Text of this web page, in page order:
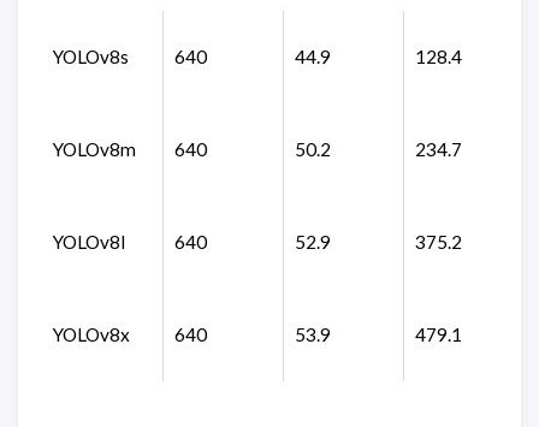
YOLOv8s 640 44.9 128.4
YOLOv8m 640 50.2 234.7
YOLOv8l 640 52.9 375.2
YOLOv8x 640 53.9 479.1